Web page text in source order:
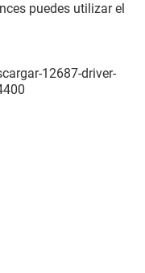
puedes utilizar el
12687-driver-